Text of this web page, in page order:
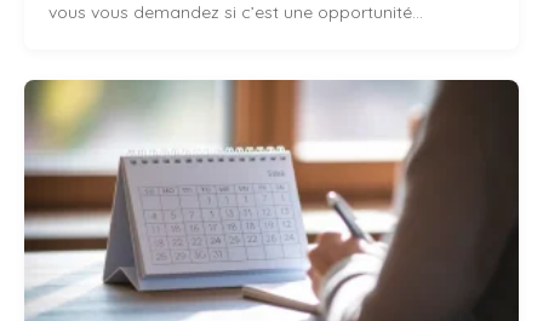
vous vous demandez si c’est une opportunité…